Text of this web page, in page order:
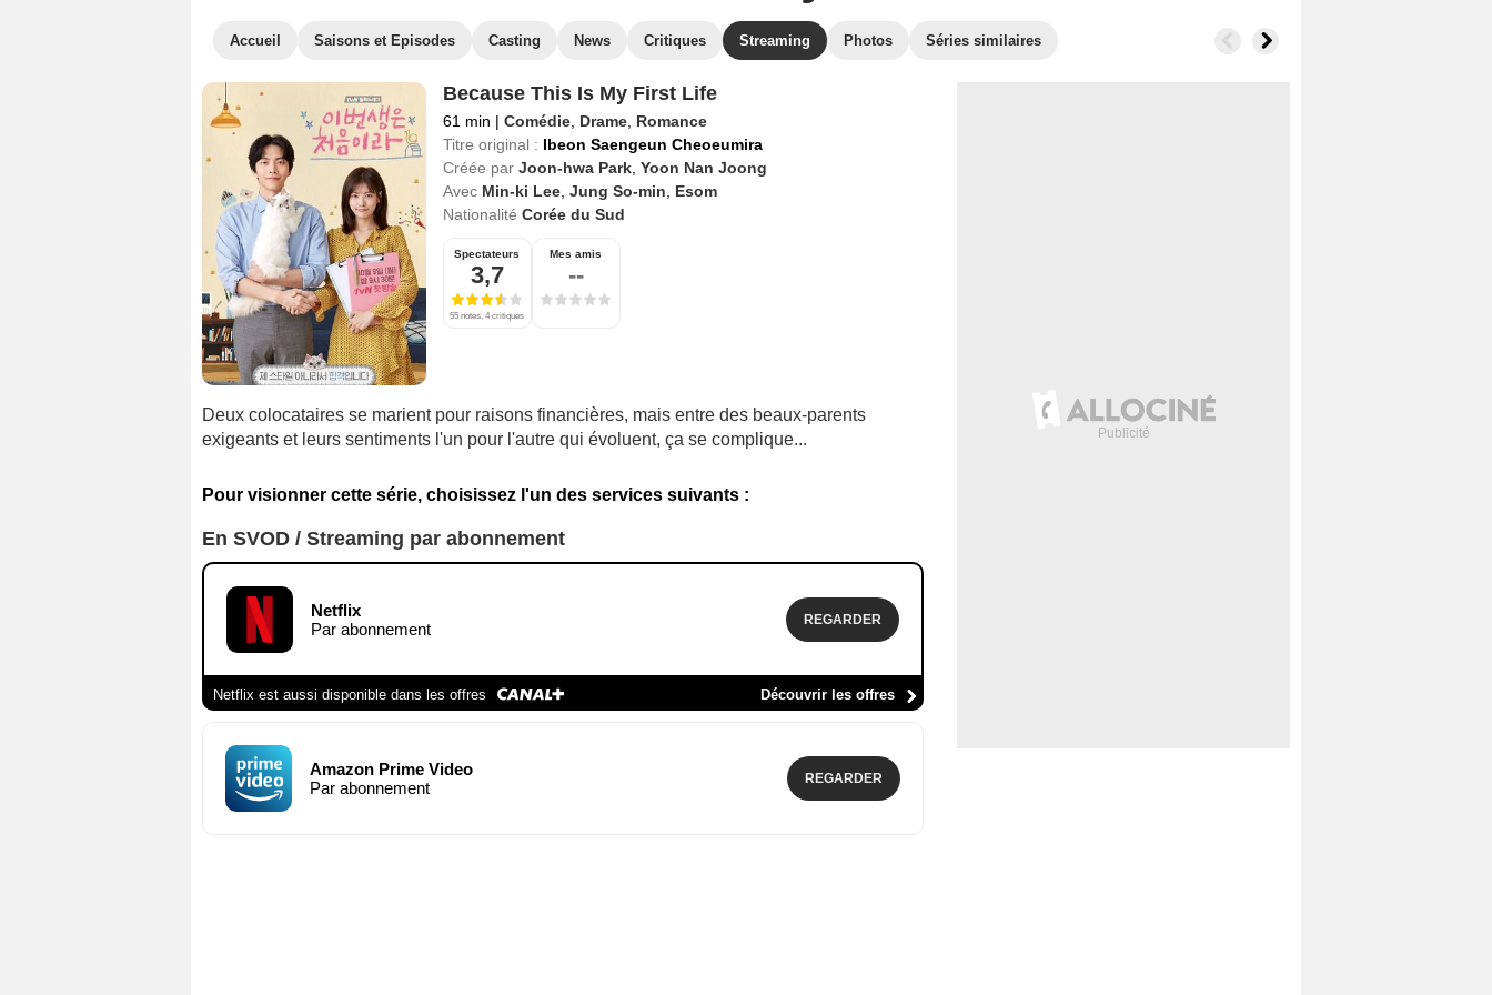
Accueil Saisons et Episodes Casting News Critiques Streaming Photos Séries similaires
Because This Is My First Life
61 min | Comédie, Drame, Romance
Titre original : Ibeon Saengeun Cheoeumira
Créée par Joon-hwa Park, Yoon Nan Joong
Avec Min-ki Lee, Jung So-min
Esom
Nationalité Corée du Sud
Spectateurs
3,7
55 notes, 4 critiques
Mes amis
--
Deux colocataires se marient pour raisons financières, mais entre des beaux-parents
exigeants et leurs sentiments l'un pour l'autre qui évoluent, ça se complique...
Pour visionner cette série, choisissez l'un des services suivants :
En SVOD / Streaming par abonnement
Netflix
Par abonnement
REGARDER
Netflix est aussi disponible dans les offres Découvrir les offres
Amazon Prime Video
Par abonnement
REGARDER